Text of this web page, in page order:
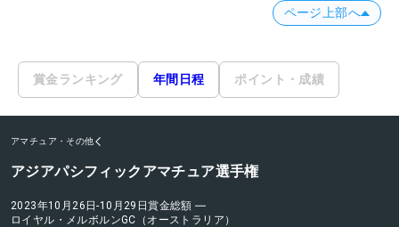
ページ上部へ
賞金ランキング 年間日程 ポイント・成績
アマチュア・その他
アジアパシフィックアマチュア選手権
2023年10月26日-10月29日賞金総額 ―
ロイヤル・メルボルンGC（オーストラリア）